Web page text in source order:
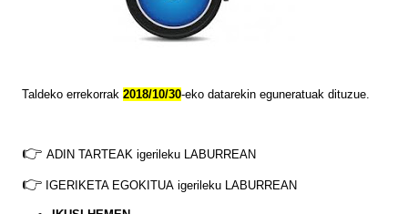
Taldeko errekorrak 2018/10/30-eko datarekin eguneratuak dituzue.
👉 ADIN TARTEAK igerileku LABURREAN
👉 IGERIKETA EGOKITUA igerileku LABURREAN